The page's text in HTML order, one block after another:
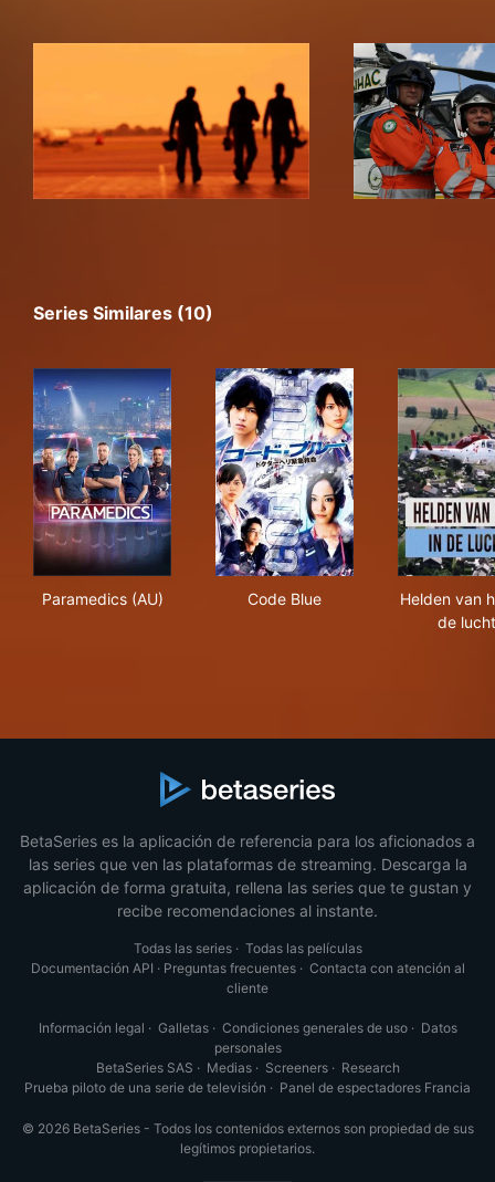
Series Similares (10)
Paramedics (AU) Code Blue
Helden van
de lucht
BetaSeries es la aplicación de referencia para los aficionados a
las series que ven las plataformas de streaming. Descarga la
aplicación de forma gratuita, rellena las series que te gustan y
recibe recomendaciones al instante.
Todas las series· Todas las películas
Documentación API · Preguntas frecuentes· Contacta con atención al
cliente
Información legal · Galletas· Condiciones generales de uso· Datos
personales
BetaSeries SAS · Medias· Screeners· Research
Prueba piloto de una serie de televisión · Panel de espectadores Francia
© 2026 BetaSeries - Todos los contenidos externos son propiedad de sus
legítimos propietarios.